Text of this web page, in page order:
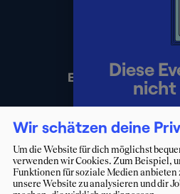
Erklärung zur
Wir schätzen deine
Um die Website für dich möglichst
verwenden wir Cookies. Zum Beispiel,
Funktionen für soziale Medien anbieten
unsere Website zu analysieren und dir
Diese
nicht
Lerne
kennen und